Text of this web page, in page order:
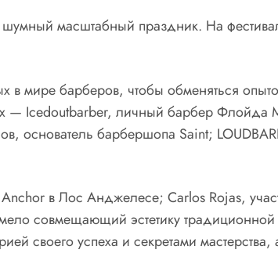
масштабный праздник. На
в мире барберов, чтобы обменяться
— Icedoutbarber, личный барбер Флойда
основатель барбершопа Saint;
в Лос Анджелесе; Carlos Rojas,
совмещающий эстетику
своего успеха и секретами мастерства,